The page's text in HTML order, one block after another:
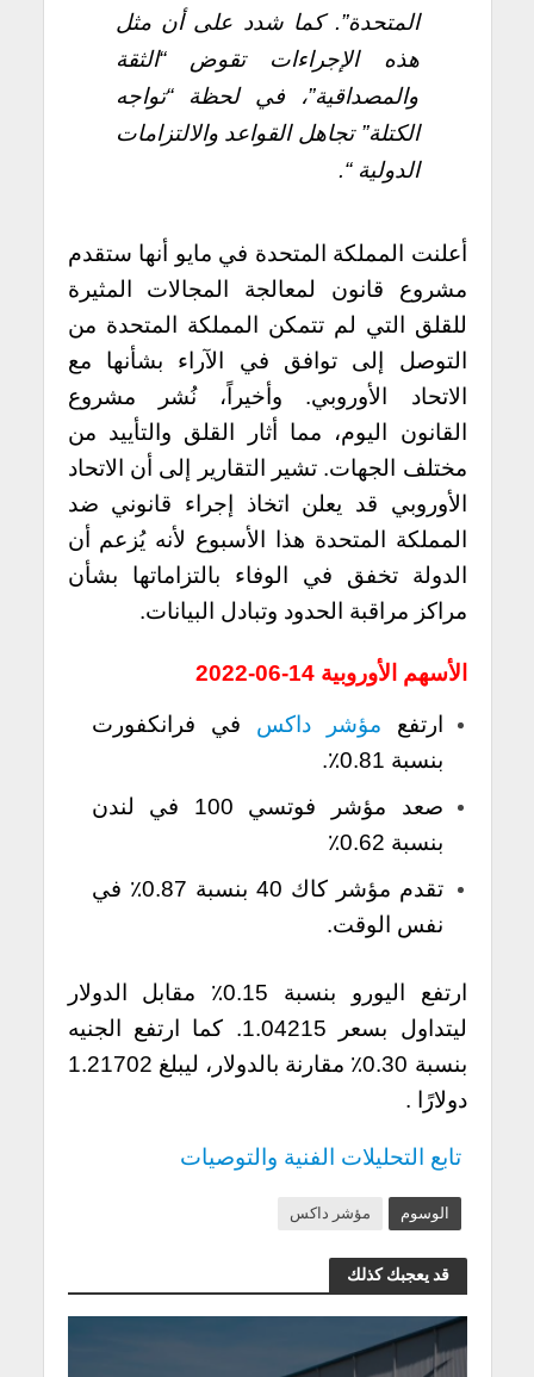
المتحدة”. كما شدد على أن مثل
هذه الإجراءات تقوض “الثقة
والمصداقية”، في لحظة “تواجه
الكتلة” تجاهل القواعد والالتزامات
الدولية “.
أعلنت المملكة المتحدة في مايو أنها ستقدم
مشروع قانون لمعالجة المجالات المثيرة
للقلق التي لم تتمكن المملكة المتحدة من
التوصل إلى توافق في الآراء بشأنها مع
الاتحاد الأوروبي. وأخيراً، نُشر مشروع
القانون اليوم، مما أثار القلق والتأييد من
مختلف الجهات. تشير التقارير إلى أن الاتحاد
الأوروبي قد يعلن اتخاذ إجراء قانوني ضد
المملكة المتحدة هذا الأسبوع لأنه يُزعم أن
الدولة تخفق في الوفاء بالتزاماتها بشأن
مراكز مراقبة الحدود وتبادل البيانات.
الأسهم الأوروبية 14-06-2022
ارتفع مؤشر داكس في فرانكفورت
بنسبة 0.81٪.
صعد مؤشر فوتسي 100 في لندن
بنسبة 0.62٪
تقدم مؤشر كاك 40 بنسبة 0.87٪ في
نفس الوقت.
ارتفع اليورو بنسبة 0.15٪ مقابل الدولار
ليتداول بسعر 1.04215. كما ارتفع الجنيه
بنسبة 0.30٪ مقارنة بالدولار، ليبلغ 1.21702
دولارًا .
تابع التحليلات الفنية والتوصيات
الوسوم مؤشر داكس
قد يعجبك كذلك